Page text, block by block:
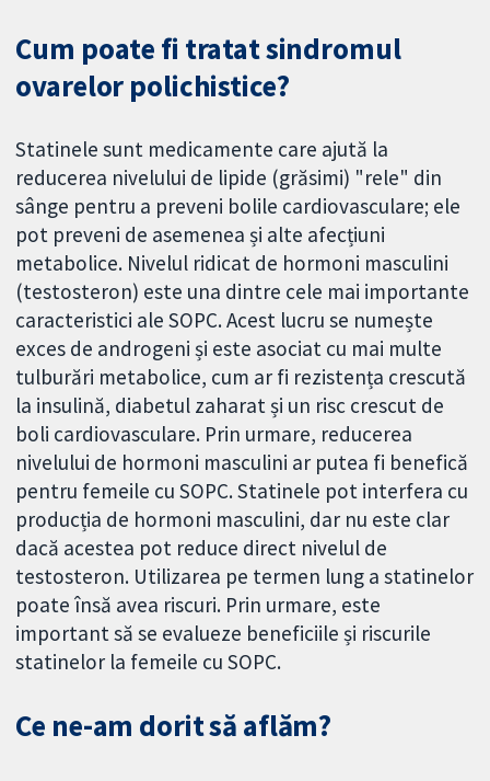
Cum poate fi tratat sindromul
ovarelor polichistice?
Statinele sunt medicamente care ajută la
reducerea nivelului de lipide (grăsimi) "rele" din
sânge pentru a preveni bolile cardiovasculare; ele
pot preveni de asemenea și alte afecțiuni
metabolice. Nivelul ridicat de hormoni masculini
(testosteron) este una dintre cele mai importante
caracteristici ale SOPC. Acest lucru se numește
exces de androgeni și este asociat cu mai multe
tulburări metabolice, cum ar fi rezistența crescută
la insulină, diabetul zaharat și un risc crescut de
boli cardiovasculare. Prin urmare, reducerea
nivelului de hormoni masculini ar putea fi benefică
pentru femeile cu SOPC. Statinele pot interfera cu
producția de hormoni masculini, dar nu este clar
dacă acestea pot reduce direct nivelul de
testosteron. Utilizarea pe termen lung a statinelor
poate însă avea riscuri. Prin urmare, este
important să se evalueze beneficiile și riscurile
statinelor la femeile cu SOPC.
Ce ne-am dorit să aflăm?